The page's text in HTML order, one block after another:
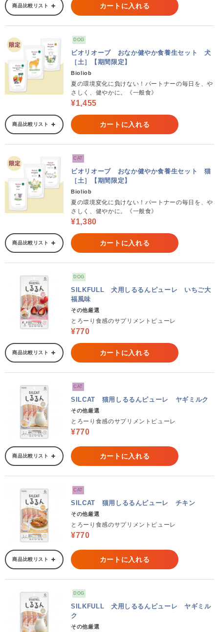
商品比較リスト カートに入れる
DOG
ビオリオーブ おなか健やか食養生セット 犬
［土］【期間限定】
Bioliob
夏の環境変化に負けない！パートナーの毎日を、や
さしく、健やかに。《一般食》
¥1,455
商品比較リスト カートに入れる
CAT
ビオリオーブ おなか健やか食養生セット 猫
［土］【期間限定】
Bioliob
夏の環境変化に負けない！パートナーの毎日を、や
さしく、健やかに。《一般食》
¥1,380
商品比較リスト カートに入れる
DOG
SILKFULL 犬用しるるんピューレ いちご大
福風味
その他厳選
とろーり食感のサプリメントピューレ
¥770
商品比較リスト カートに入れる
CAT
SILCAT 猫用しるるんピューレ ヤギミルク
その他厳選
とろーり食感のサプリメントピューレ
¥770
商品比較リスト カートに入れる
CAT
SILCAT 猫用しるるんピューレ チキン
その他厳選
とろーり食感のサプリメントピューレ
¥770
商品比較リスト カートに入れる
DOG
SILKFULL 犬用しるるんピューレ ヤギミル
ク
その他厳選